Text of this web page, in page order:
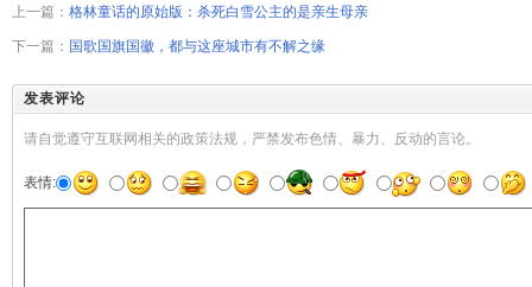
上一篇： 格林童话的原始版：杀死白雪公主的是亲生母亲
下一篇： 国歌国旗国徽，都与这座城市有不解之缘
发表评论
请自觉遵守互联网相关的政策法规，严禁发布色情、暴力、反动的言论。
表情: